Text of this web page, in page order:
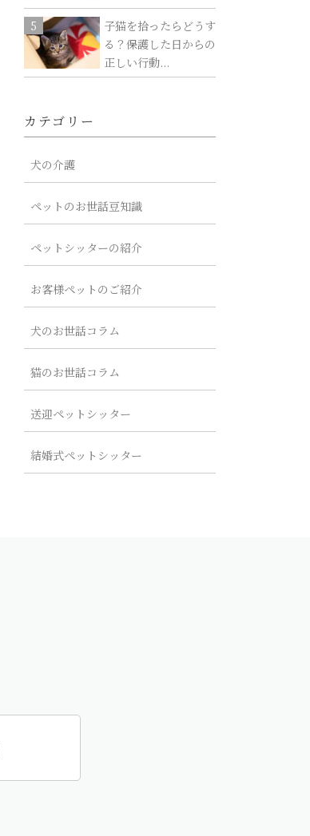
子猫を拾ったらどうす
る？保護した日からの
正しい行動...
カテゴリー
犬の介護
ペットのお世話豆知識
ペットシッターの紹介
お客様ペットのご紹介
犬のお世話コラム
猫のお世話コラム
送迎ペットシッター
結婚式ペットシッター